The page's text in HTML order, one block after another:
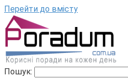
Перейти до вмісту
Пошук: